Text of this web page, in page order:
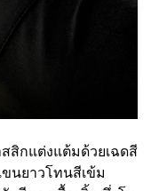
สิกแต่งแต้มด้วยเฉดสี
นยาวโทนสีเข้ม